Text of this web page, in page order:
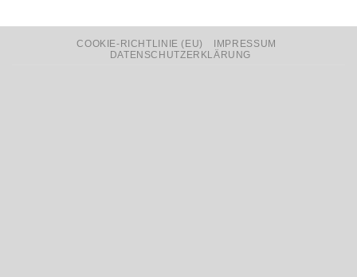
COOKIE-RICHTLINIE (EU)
IMPRESSUM
DATENSCHUTZERKLÄRUNG